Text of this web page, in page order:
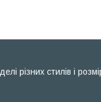
стилів і